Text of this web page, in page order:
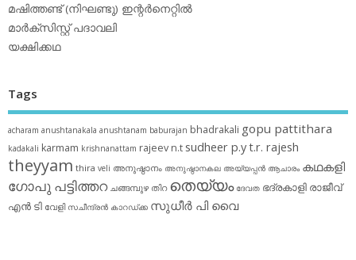
മഷിത്തണ്ട് (നിഘണ്ടു) ഇന്റര്‍നെറ്റില്‍
മാര്‍ക്‌സിസ്റ്റ് പദാവലി
യക്ഷിക്കഥ
Tags
acharam anushtanakala anushtanam baburajan bhadrakali gopu pattithara
kadakali karmam krishnanattam rajeev n.t sudheer p.yt.r. rajesh
theyyam thira veli അനുഷ്ഠാനം അനുഷ്ഠാനകല അയ്യപ്പന്‍ ആചാരം കഥകളി
ഗോപു പട്ടിത്തറ ചങ്ങമ്പുഴ തിറ തെയ്യം ദേവത ഭദ്രകാളി രാജീവ്
എൻ ടി വേളി സചീന്ദ്രന്‍ കാറഡ്ക്ക സുധീര്‍ പി വൈ